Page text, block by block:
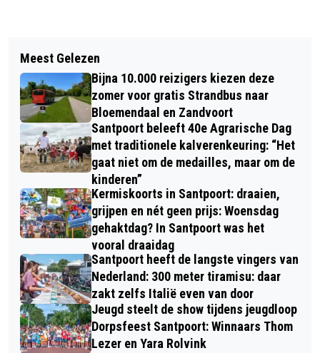
VANDAAG IN HET DUIN #33: OP ZOEK
NAAR DE SNEEUWGORS
MARATHONGESCHIEDENIS: ABDI
NAGEEYE WINT NEW YORK
MARATHON
Meest Gelezen
Bijna 10.000 reizigers kiezen deze
zomer voor gratis Strandbus naar
Bloemendaal en Zandvoort
Santpoort beleeft 40e Agrarische Dag
met traditionele kalverenkeuring: “Het
gaat niet om de medailles, maar om de
kinderen”
Kermiskoorts in Santpoort: draaien,
grijpen en nét geen prijs: Woensdag
gehaktdag? In Santpoort was het
vooral draaidag
Santpoort heeft de langste vingers van
Nederland: 300 meter tiramisu: daar
zakt zelfs Italië even van door
Jeugd steelt de show tijdens jeugdloop
Dorpsfeest Santpoort: Winnaars Thom
Lezer en Yara Rolvink